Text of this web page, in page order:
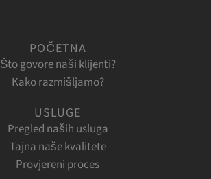
POČETNA
Što govore naši klijenti?
Kako razmišljamo?
USLUGE
Pregled naših usluga
Tajna naše kvalitete
Provjereni proces